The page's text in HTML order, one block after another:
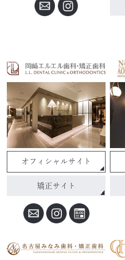
オフィシャルサイト
矯正サイト